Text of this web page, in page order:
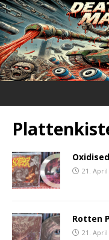
21. April
Rotten
21. April